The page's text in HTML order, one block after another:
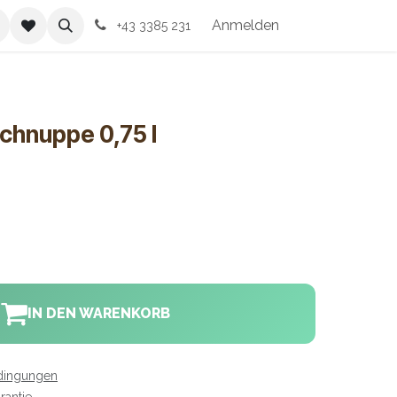
+43 3385 231 Anmelden
0,75 l
IN DEN WARENKORB